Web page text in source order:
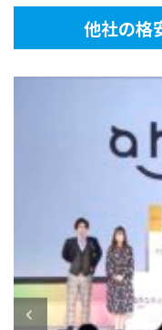
他社の格